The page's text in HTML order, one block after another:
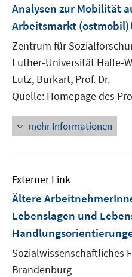
Analysen zur Mobilität
Arbeitsmarkt (ostmobil)
Zentrum für
Luther-Universität Halle-
Lutz, Burkart, Prof. Dr.
Quelle: Homepage des
mehr Informationen
Externer Link
Ältere
Lebenslagen und
Sozialwissenschaftliches
Brandenburg